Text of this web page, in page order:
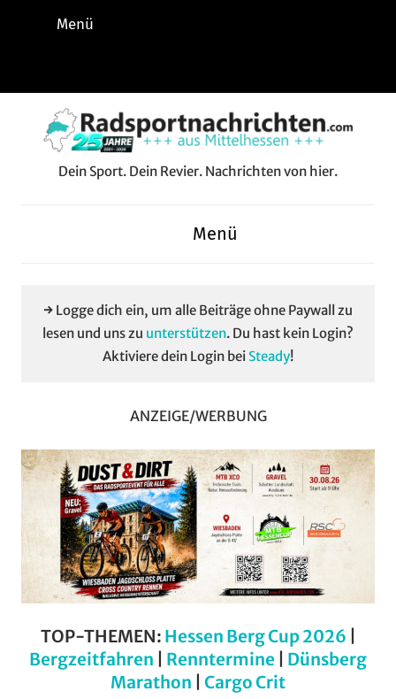
Feed
Menü
Dein Sport. Dein Revier. Nachrichten von hier.
Menü
→ Logge dich ein, um alle Beiträge ohne Paywall zu
lesen und uns zu unterstützen. Du hast kein Login?
Aktiviere dein Login bei Steady!
ANZEIGE/WERBUNG
TOP-THEMEN: Hessen Berg Cup 2026
Bergzeitfahren
Renntermine
Dünsberg
Marathon
Cargo Crit